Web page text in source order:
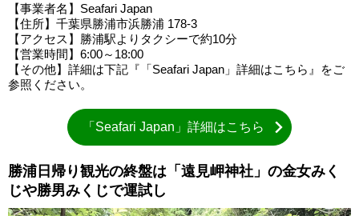
【事業者名】Seafari Japan
【住所】千葉県勝浦市浜勝浦 178-3
【アクセス】勝浦駅よりタクシーで約10分
【営業時間】6:00～18:00
【その他】詳細は下記『「Seafari Japan」詳細はこちら』をご
参照ください。
「Seafari Japan」詳細はこちら
勝浦日帰り観光の終盤は「遠見岬神社」の金女みく
じや勝男みくじで運試し